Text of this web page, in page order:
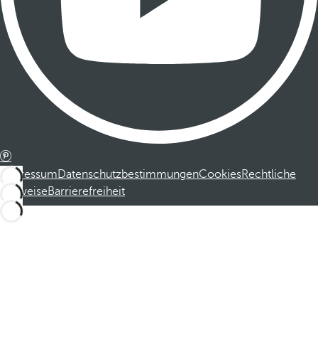
ImpressumDatenschutzbestimmungenCookiesRechtliche
HinweiseBarrierefreiheit